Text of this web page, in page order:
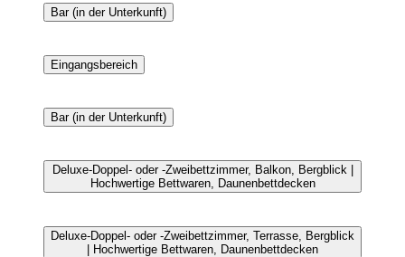
Bar (in der Unterkunft)
Eingangsbereich
Bar (in der Unterkunft)
Deluxe-Doppel- oder -Zweibettzimmer, Balkon, Bergblick |
Hochwertige Bettwaren, Daunenbettdecken
Deluxe-Doppel- oder -Zweibettzimmer, Terrasse, Bergblick
| Hochwertige Bettwaren, Daunenbettdecken